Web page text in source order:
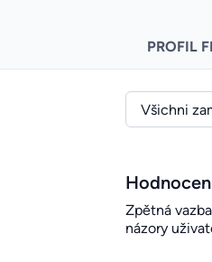
PROFIL
Zpětná
názory